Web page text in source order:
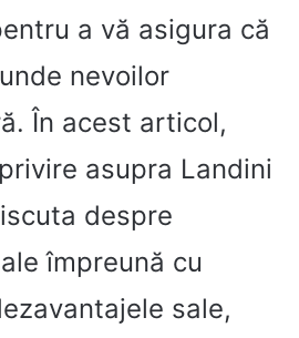
a vă asigura că
nevoilor
În acest articol,
asupra Landini
despre
împreună cu
sale,